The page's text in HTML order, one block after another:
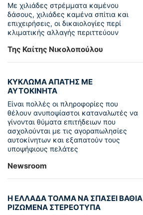
Με χιλιάδες στρέμματα καμένου
δάσους, χιλιάδες καμένα σπίτια και
επιχειρήσεις, οι δικαιολογίες περί
κλιματικής αλλαγής περιττεύουν
Της Καίτης Νικολοπούλου
ΚΥΚΛΩΜΑ ΑΠΑΤΗΣ ΜΕ
ΑΥΤΟΚΙΝΗΤΑ
Είναι πολλές οι πληροφορίες που
θέλουν ανυποψίαστοι καταναλωτές να
γίνονται θύματα επιτήδειων που
ασχολούνται με τις αγοραπωλησίες
αυτοκίνητων και εξαπατούν τους
υποψήφιους πελάτες
Newsroom
Η ΕΛΛΑΔΑ ΤΟΛΜΑ ΝΑ ΣΠΑΣΕΙ ΒΑΘΙΑ
ΡΙΖΩΜΕΝΑ ΣΤΕΡΕΟΤΥΠΑ